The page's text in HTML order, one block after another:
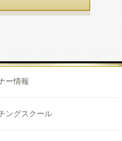
ー情報
ングスクール